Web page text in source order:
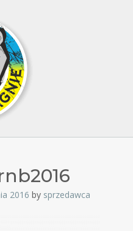
2016 by sprzedawca